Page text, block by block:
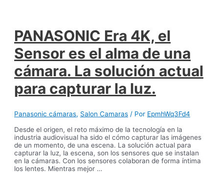
PANASONIC Era 4K, el
Sensor es el alma de una
cámara. La solución actual
para capturar la luz.
Panasonic cámaras, Salon Camaras / Por EpmhWq3Fd4
Desde el origen, el reto máximo de la tecnología en la
industria audiovisual ha sido el cómo capturar las imágenes
de un momento, de una escena. La solución actual para
capturar la luz, la escena, son los sensores que se instalan
en la cámaras. Con los sensores colaboran de forma íntima
los lentes. Mientras mejor …